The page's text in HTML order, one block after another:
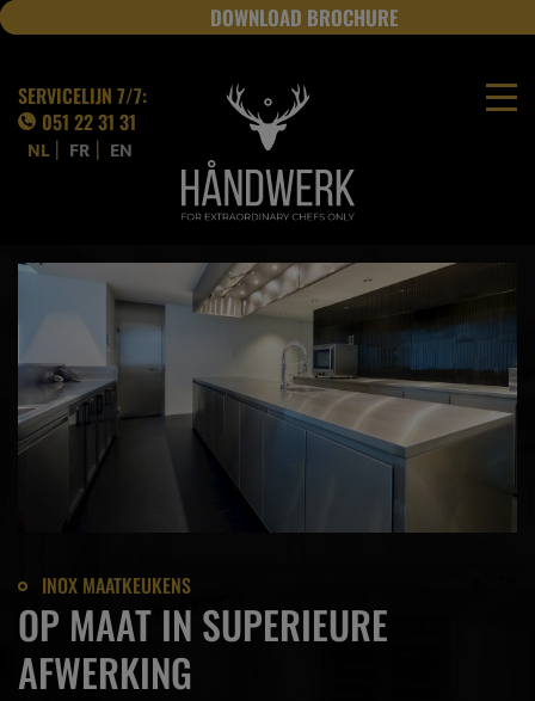
NL | FR | EN
JOBS
DOWNLOAD BROCHURE
SERVICELIJN 7/7:
051 22 31 31
INOX MAATKEUKENS
OP MAAT IN SUPERIEURE
AFWERKING